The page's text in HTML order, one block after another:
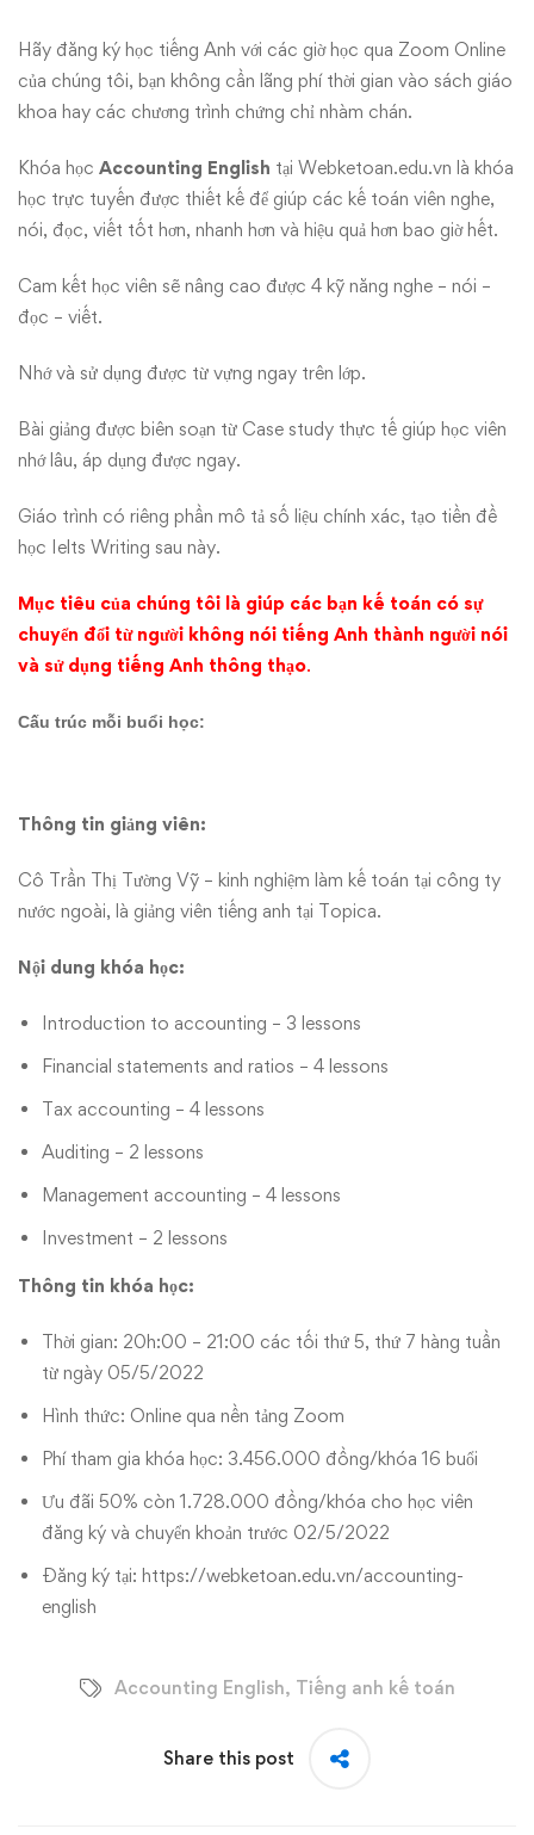
Hãy đăng ký học tiếng Anh với các giờ học qua Zoom Online
của chúng tôi, bạn không cần lãng phí thời gian vào sách giáo
khoa hay các chương trình chứng chỉ nhàm chán.
Khóa học Accounting English tại Webketoan.edu.vn là khóa
học trực tuyến được thiết kế để giúp các kế toán viên nghe,
nói, đọc, viết tốt hơn, nhanh hơn và hiệu quả hơn bao giờ hết.
Cam kết học viên sẽ nâng cao được 4 kỹ năng nghe – nói –
đọc – viết.
Nhớ và sử dụng được từ vựng ngay trên lớp.
Bài giảng được biên soạn từ Case study thực tế giúp học viên
nhớ lâu, áp dụng được ngay.
Giáo trình có riêng phần mô tả số liệu chính xác, tạo tiền đề
học Ielts Writing sau này.
Mục tiêu của chúng tôi là giúp các bạn kế toán có sự
chuyển đổi từ người không nói tiếng Anh thành người nói
và sử dụng tiếng Anh thông thạo.
Cấu trúc mỗi buổi học:
Thông tin giảng viên:
Cô Trần Thị Tường Vỹ – kinh nghiệm làm kế toán tại công ty
nước ngoài, là giảng viên tiếng anh tại Topica.
Nội dung khóa học:
Introduction to accounting – 3 lessons
Financial statements and ratios – 4 lessons
Tax accounting – 4 lessons
Auditing – 2 lessons
Management accounting – 4 lessons
Investment – 2 lessons
Thông tin khóa học:
Thời gian: 20h:00 – 21:00 các tối thứ 5, thứ 7 hàng tuần
từ ngày 05/5/2022
Hình thức: Online qua nền tảng Zoom
Phí tham gia khóa học: 3.456.000 đồng/khóa 16 buổi
Ưu đãi 50% còn 1.728.000 đồng/khóa cho học viên
đăng ký và chuyển khoản trước 02/5/2022
Đăng ký tại: https://webketoan.edu.vn/accounting-
english
Accounting English, Tiếng anh kế toán
Share this post